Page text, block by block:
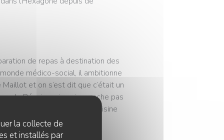
la collecte de
et installés par
de repas à destination des
médico-social, il ambitionne
et on s’est dit que c’était un
le Réunionnais qui ne cache pas
là pour faire de la cuisine